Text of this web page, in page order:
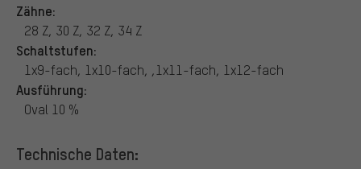
Zähne:
28 Z, 30 Z, 32 Z, 34 Z
Schaltstufen:
1x9-fach, 1x10-fach, ,1x11-fach, 1x12-fach
Ausführung:
Oval 10 %
Technische Daten: